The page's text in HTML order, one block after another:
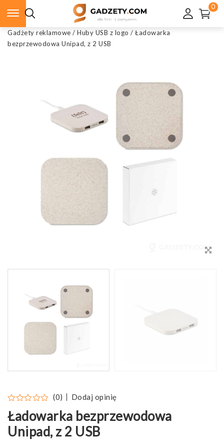
0
Gadżety reklamowe / Huby USB z logo / Ładowarka
bezprzewodowa Unipad, z 2 USB
(0) Dodaj opinię
Ładowarka bezprzewodowa
Unipad, z 2 USB